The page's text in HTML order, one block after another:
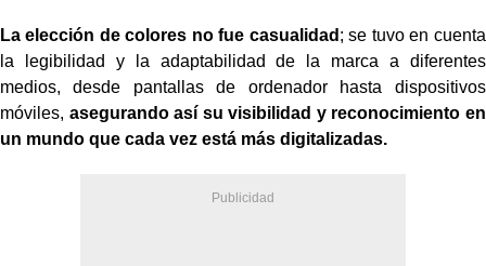
La elección de colores no fue casualidad ; se tuvo en cuenta
la legibilidad y la adaptabilidad de la marca a diferentes
medios, desde pantallas de ordenador hasta dispositivos
móviles, asegurando así su visibilidad y reconocimiento en
un mundo que cada vez está más digitalizadas.